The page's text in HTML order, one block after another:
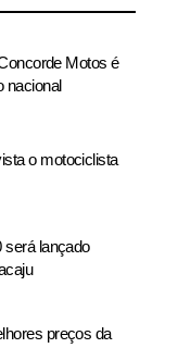
Motos é
nacional
o motociclista
será lançado
preços da